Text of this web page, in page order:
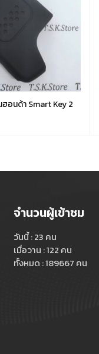
ฮอนด้า Smart Key 2
จำนวนผู้เข้าชม
วันนี้ : 23 คน
เมื่อวาน : 122 คน
ทั้งหมด : 189667 คน